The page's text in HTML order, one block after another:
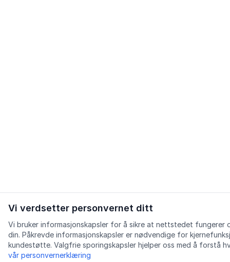
Vi verdsetter personvernet ditt
Vi bruker informasjonskapsler for å sikre at nettstedet
din. Påkrevde informasjonskapsler er nødvendige for
kundestøtte. Valgfrie sporingskapsler hjelper oss med å forstå
vår personvernerklæring